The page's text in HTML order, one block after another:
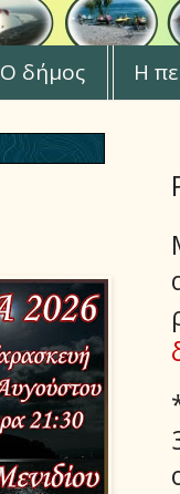
Ο δήμος Η